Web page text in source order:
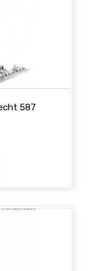
587